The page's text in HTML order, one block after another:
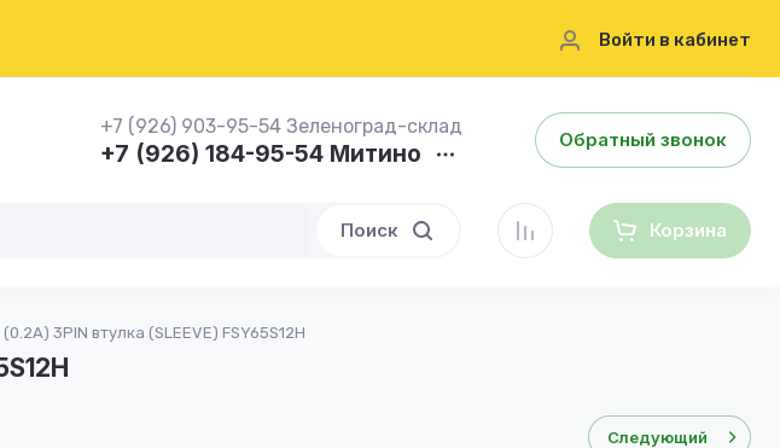
Войти в кабинет
+7 (926) 903-95-54 Зеленоград-склад
+7 (926) 184-95-54 Митино
Обратный звонок
Поиск Корзина
3PIN втулка (SLEEVE) FSY65S12H
Следующий